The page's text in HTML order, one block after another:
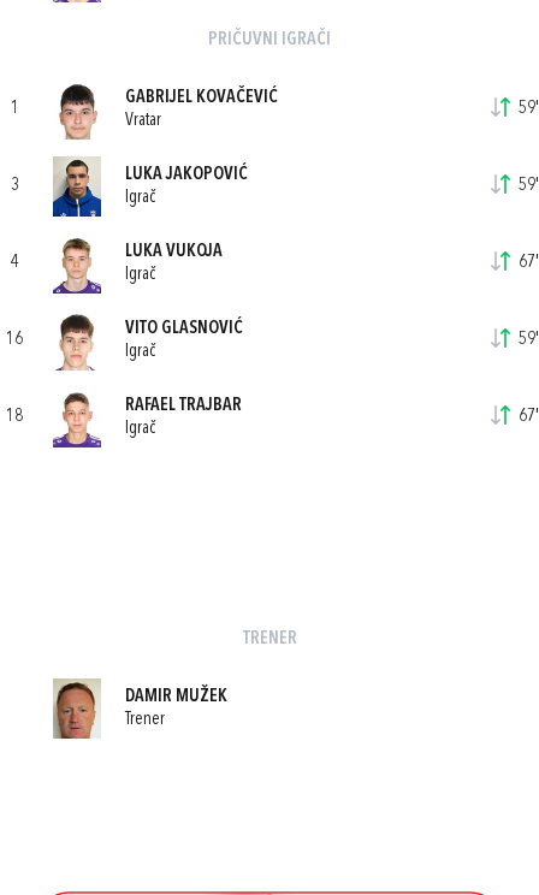
PRIČUVNI IGRAČI
1
GABRIJEL KOVAČEVIĆ
Vratar
59'
3
LUKA JAKOPOVIĆ
Igrač
59'
4
LUKA VUKOJA
Igrač
67'
16
VITO GLASNOVIĆ
Igrač
59'
18
RAFAEL TRAJBAR
Igrač
67'
TRENER
DAMIR MUŽEK
Trener